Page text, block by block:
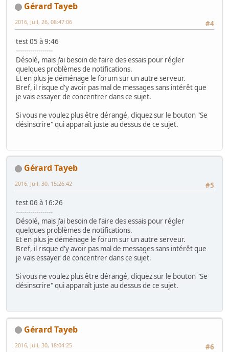
Gérard Tayeb
#4
2016, Juil, 26, 08:47:06
test 05 à 9:46
------------------
Désolé, mais j'ai besoin de faire des essais pour régler
quelques problèmes de notifications.
Et en plus je déménage le forum sur un autre serveur.
Bref, il risque d'y avoir pas mal de messages sans intérêt que
je vais essayer de concentrer dans ce sujet.
Si vous ne voulez plus être dérangé, cliquez sur le bouton "Se
désinscrire" qui apparaît juste au dessus de ce sujet.
Gérard Tayeb
#5
2016, Juil, 30, 15:26:42
test 06 à 16:26
------------------
Désolé, mais j'ai besoin de faire des essais pour régler
quelques problèmes de notifications.
Et en plus je déménage le forum sur un autre serveur.
Bref, il risque d'y avoir pas mal de messages sans intérêt que
je vais essayer de concentrer dans ce sujet.
Si vous ne voulez plus être dérangé, cliquez sur le bouton "Se
désinscrire" qui apparaît juste au dessus de ce sujet.
Gérard Tayeb
#6
2016, Juil, 30, 18:04:25